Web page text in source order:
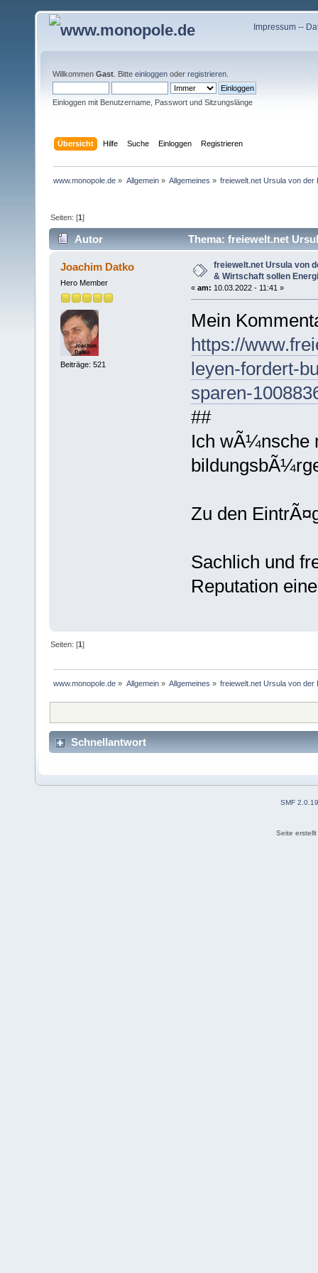
Impressum--
Willkommen Gast . Bitte einloggen oder registrieren
Einloggen mit Benutzername, Passwort und Sitzungslänge
Übersicht Hilfe Suche Einloggen Registrieren
www.monopole.de » Allgemein» Allgemeines » freiewelt.net Ursula von der
Seiten: [1]
Autor
Thema: freiewelt.net
(Gelesen 8492 mal)
Joachim Datko
Hero Member
Beiträge: 521
freiewelt.net Ursula von
& Wirtschaft sollen
« am: 10.03.2022 - 11:41 »
Mein
https://
leyen-fordert-
sparen-
##
Ich wÃ¼nsche
Zu den
Sachlich und
Reputation
Seiten: [1]
www.monopole.de » Allgemein» Allgemeines » freiewelt.net Ursula von der
Schnellantwort
SMF 2.0.19
Seite